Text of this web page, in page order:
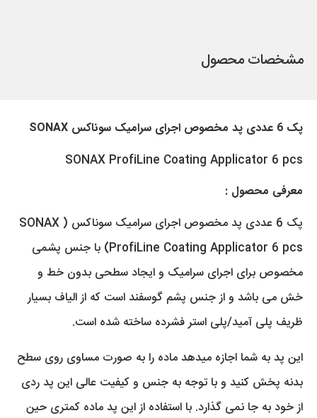
مشخصات محصول
پک 6 عددی پد مخصوص اجرای سرامیک سوناکس SONAX
SONAX ProfiLine Coating Applicator 6 pcs
معرفی محصول :
پک 6 عددی پد مخصوص اجرای سرامیک سوناکس ( SONAX
ProfiLine Coating Applicator 6 pcs) با جنس پشمی
مخصوص برای اجرای سرامیک و ایجاد سطحی بدون خط و
خش می باشد و از جنس پشم گوسفند است که از الیاف بسیار
ظریف پلی آمید/پلی استر فشرده ساخته شده است.
این پد به شما اجازه میدهد ماده را به صورت مساوی روی سطح
بدنه پخش کنید و با توجه به جنس و کیفیت عالی این پد ردی
از خود به جا نمی گذارد. با استفاده از این پد ماده کمتری حین